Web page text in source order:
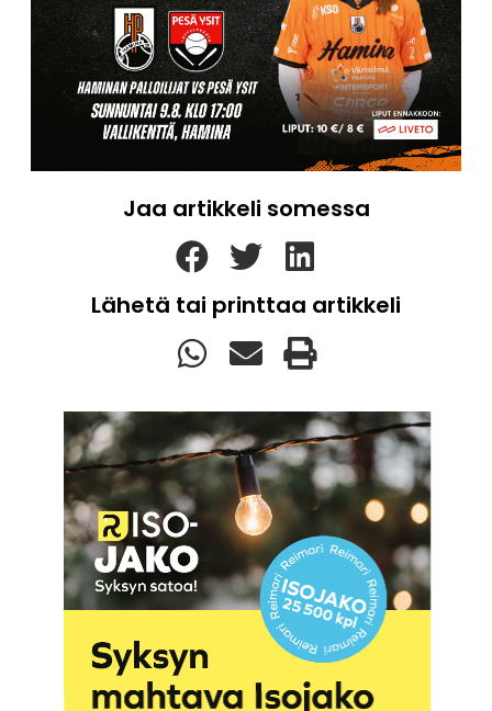
Jaa artikkeli somessa
Lähetä tai printtaa artikkeli